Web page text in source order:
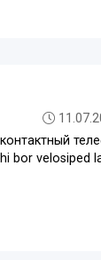
bor velosiped